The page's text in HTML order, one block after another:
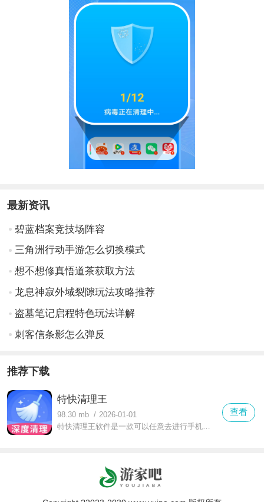
最新资讯
碧蓝档案竞技场阵容
三角洲行动手游怎么切换模式
想不想修真悟道茶获取方法
龙息神寂外域裂隙玩法攻略推荐
盗墓笔记启程特色玩法详解
刺客信条影怎么弹反
推荐下载
特快清理王
98.30 mb / 2026-01-01
特快清理王软件是一款可以任意去进行手机垃圾清理的软件，这里的清理模式多种多样，不仅可以去进行病毒查杀，还可以去开启文件清理，每次的清理操作都是非常的方便容易，让你的手机使用更加流畅，手机内存更丰富。
查看